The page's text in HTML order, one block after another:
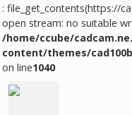
: file_get_contents(https://
open stream: no suitable
/home/ccube/
content/themes/
on line1040